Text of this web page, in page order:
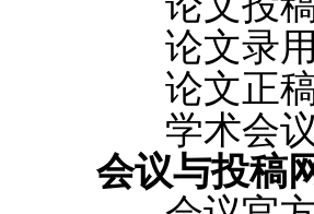
论文录用
论文正稿
学术会议
会议与投稿